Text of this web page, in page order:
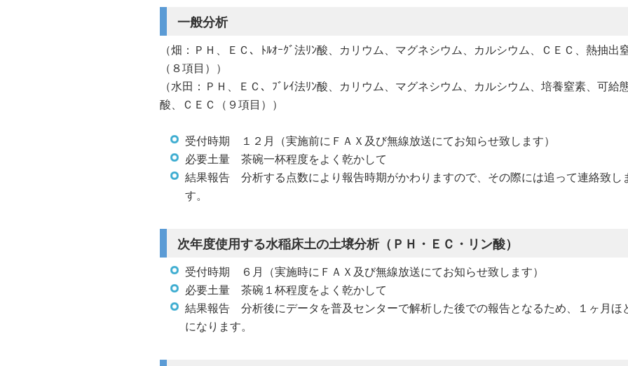
一般分析
（畑：ＰＨ、ＥＣ、ﾄﾙｵｰｸﾞ法ﾘﾝ酸、カリウム、マグネシウム、カルシウム、ＣＥＣ、熱抽出
（８項目））
（水田：ＰＨ、ＥＣ、ﾌﾞﾚｲ法ﾘﾝ酸、カリウム、マグネシウム、カルシウム、培養窒素、可給
酸、ＣＥＣ（９項目））
受付時期 １２月（実施前にＦＡＸ及び無線放送にてお知らせ致します）
必要土量 茶碗一杯程度をよく乾かして
結果報告 分析する点数により報告時期がかわりますので、その際には追って連絡致し
す。
次年度使用する水稲床土の土壌分析（ＰＨ・ＥＣ・リン酸）
受付時期 ６月（実施時にＦＡＸ及び無線放送にてお知らせ致します）
必要土量 茶碗１杯程度をよく乾かして
結果報告 分析後にデータを普及センターで解析した後での報告となるため、１ヶ月ほ
になります。